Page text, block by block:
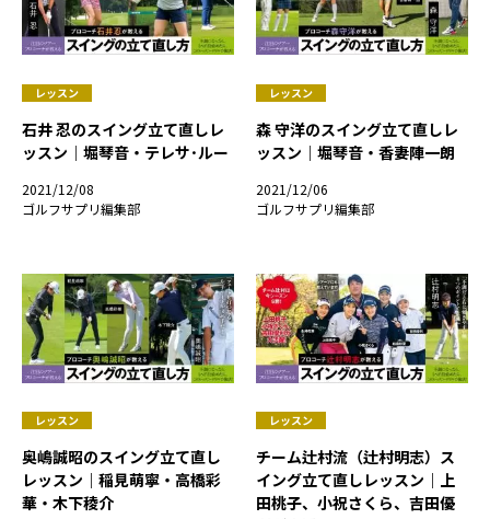
レッスン
石井 忍のスイング立て直しレ
ッスン｜堀琴音・テレサ･ルー
2021/12/08
ゴルフサプリ編集部
レッスン
森 守洋のスイング立て直しレ
ッスン｜堀琴音・香妻陣一朗
2021/12/06
ゴルフサプリ編集部
レッスン
奥嶋誠昭のスイング立て直し
レッスン｜稲見萌寧・高橋彩
華・木下稜介
レッスン
チーム辻村流（辻村明志）ス
イング立て直しレッスン｜上
田桃子、小祝さくら、吉田優